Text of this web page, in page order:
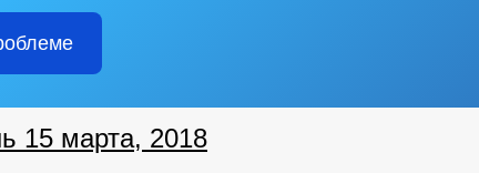
Главы ЧР
15 марта, 2018